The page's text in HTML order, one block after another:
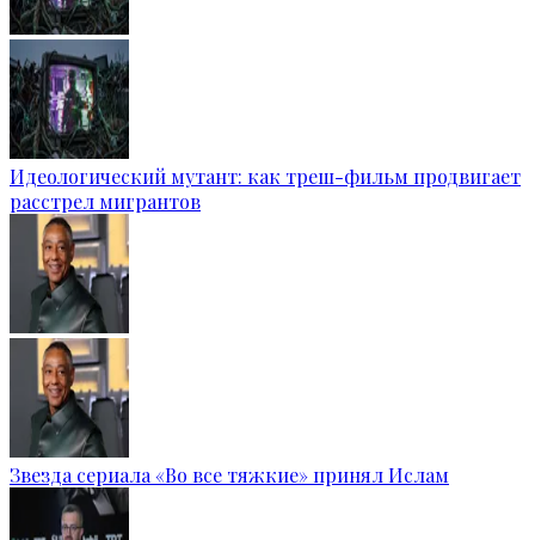
Идеологический мутант: как треш-фильм продвигает
расстрел мигрантов
Звезда сериала «Во все тяжкие» принял Ислам